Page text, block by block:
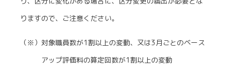
りますので、ご注意ください。
（※）対象職員数が1割以上の変動、又は3月ごとのベース
アップ評価料の算定回数が1割以上の変動